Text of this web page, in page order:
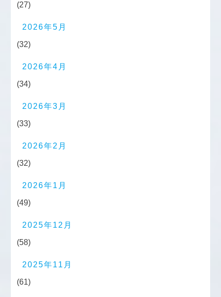
(27)
2026年5月
(32)
2026年4月
(34)
2026年3月
(33)
2026年2月
(32)
2026年1月
(49)
2025年12月
(58)
2025年11月
(61)